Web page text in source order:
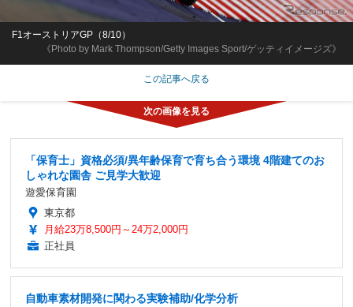
《Photo by Mark Thompson/Getty Images Sport/ゲッティイメージズ》
F1オーストリアGP（8/10）
この記事へ戻る
「保育士」資格必須/異年齢保育で育ち合う環境 4階建てのお
しゃれな園舎 ご見学大歓迎
遊愛保育園
東京都
月給23万8,500円～24万2,000円
正社員
自動車素材開発に関わる実験補助/化学分析